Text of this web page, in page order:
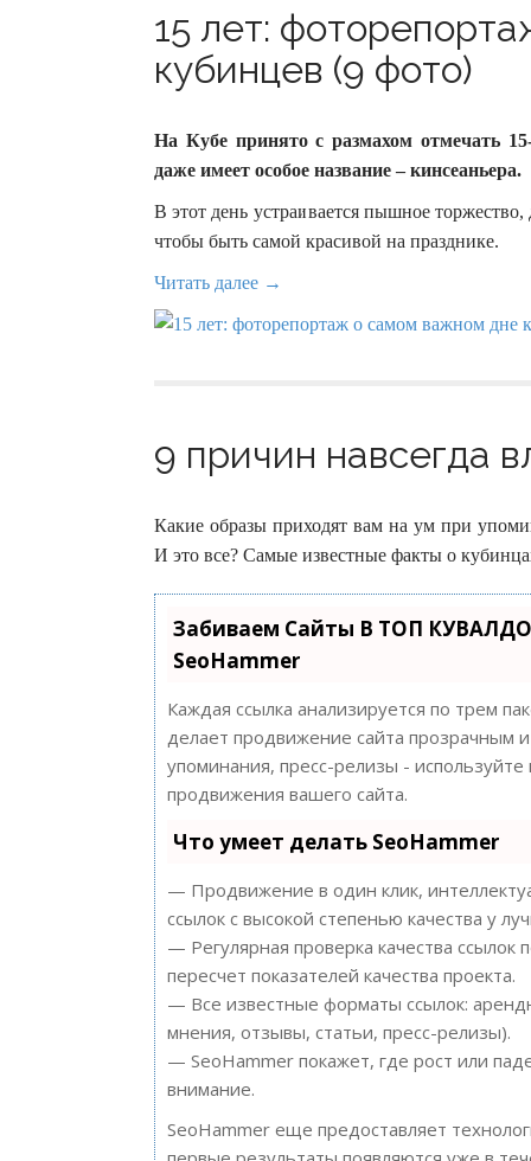
15 лет:
кубинцев (9 фото)
На Кубе принято с размахом отмечать
даже имеет особое название – кинсеаньера.
В этот день устраивается пышное
чтобы быть самой красивой на празднике.
Читать далее →
9 причин навсегда
Какие образы приходят вам на ум при
И это все? Самые известные факты о
Забиваем Сайты В ТОП
SeoHammer
Каждая ссылка анализируется по трем
делает продвижение сайта прозрачным
упоминания, пресс-релизы -
продвижения вашего сайта.
Что умеет делать SeoHammer
— Продвижение в один клик,
ссылок с высокой степенью качества у
— Регулярная проверка качества
пересчет показателей качества проекта.
— Все известные форматы ссылок:
мнения, отзывы, статьи, пресс-релизы).
— SeoHammer покажет, где рост или
внимание.
SeoHammer еще предоставляет